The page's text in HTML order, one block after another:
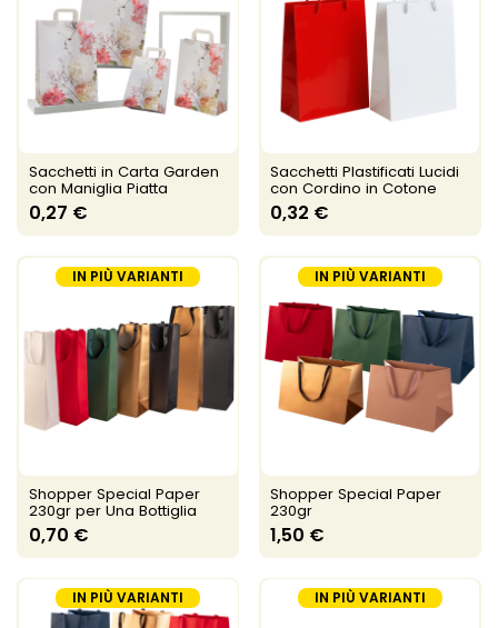
Sacchetti in Carta Garden
con Maniglia Piatta
0,27 €
Sacchetti Plastificati Lucidi
con Cordino in Cotone
0,32 €
IN PIÙ VARIANTI
Shopper Special Paper
230gr per Una Bottiglia
0,70 €
IN PIÙ VARIANTI
Shopper Special Paper
230gr
1,50 €
IN PIÙ VARIANTI IN PIÙ VARIANTI